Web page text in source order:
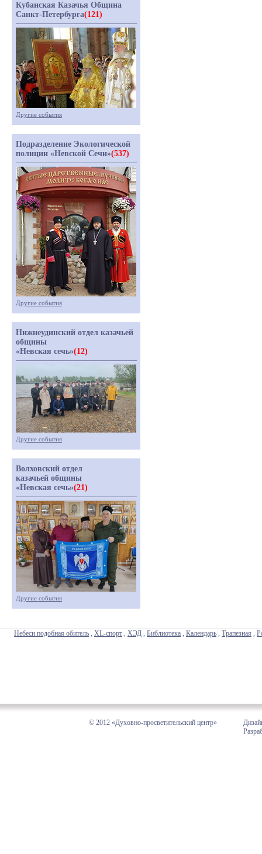
Кубанская Казачья Община
Санкт-Петербурга(121)
Другие события
Подразделение Экологической
полиции «Невской Сечи»(537)
Другие события
Нижнеудинский отдел казачьей
общины
«Невская сечь»(12)
Другие события
Волховский отдел
казачьей общины
«Невская сечь»(21)
Другие события
Небеси подобная обитель , XL-спорт , ХЭД , Библиотека , Календарь , Трапезная ,
© 2012 «Духовно-просветительский центр»